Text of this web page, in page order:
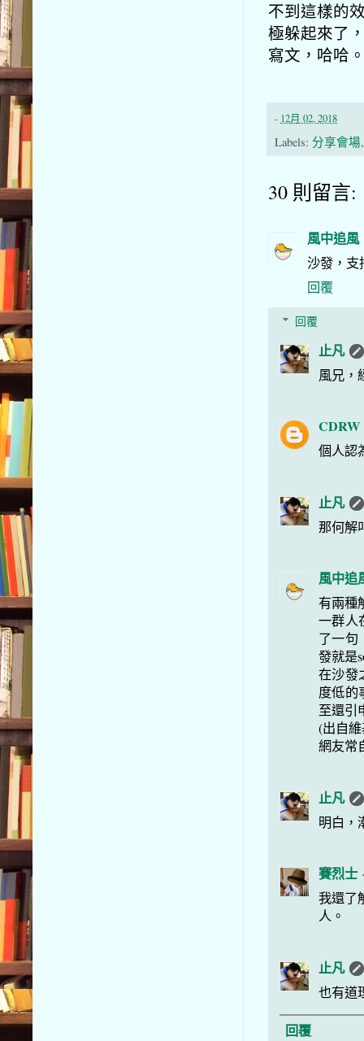
不到這樣的
極躲起來了
寫文，哈哈
- 12月 02, 2018
Labels: 分享會場
30 則留言:
風中追風
沙發，支
回覆
回覆
止凡
風兄，
CDRW
個人認
止凡
那何解
風中追
有兩種
一群人
了一句
發就是
在沙發
度低的
至還引
(出自
網友常
止凡
明白，
賽烈士
我還了
人。
止凡
也有道
回覆